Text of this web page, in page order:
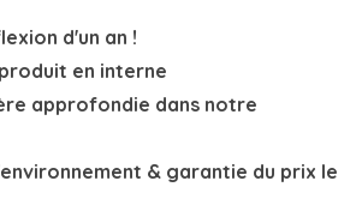
d'un an !
produit en interne
approfondie dans notre
& garantie du prix le